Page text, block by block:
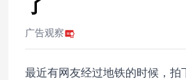
了
广告观察
最近有网友经过地铁的时候，拍